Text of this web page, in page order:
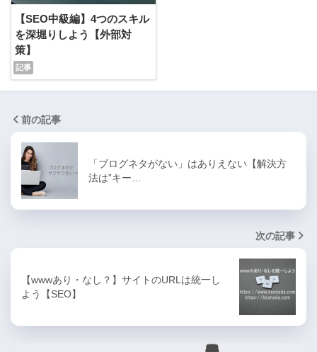
【SEO中級編】4つのスキル
を深堀りしよう【外部対
策】
前の記事
「ブログネタがない」はありえない【解決方
法は”キー…
次の記事
【wwwあり・なし？】サイトのURLは統一し
よう【SEO】